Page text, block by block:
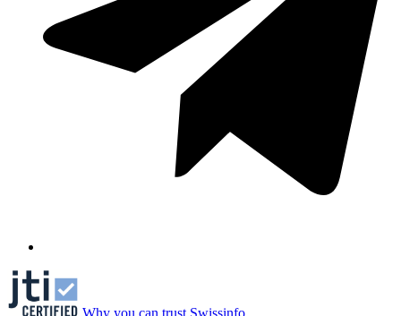
Why you can trust Swissinfo